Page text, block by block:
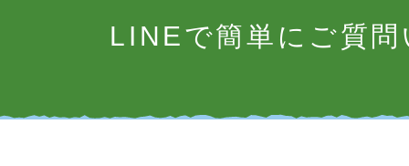
LINEで簡単にご質